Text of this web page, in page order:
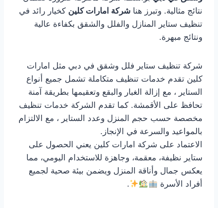
نتائج مثالية. وتبرز هنا شركة امارات كلين كخيار رائد في
تنظيف ستاير المنازل والفلل والشقق بكفاءة عالية
ونتائج مبهرة.
شركة تنظيف ستاير فلل وشقق في دبي مثل امارات
كلين تقدم خدمات تنظيف متكاملة تشمل جميع أنواع
الستاير ، مع إزالة الغبار والبقع وتعقيمها بطريقة آمنة
تحافظ على الأقمشة. كما تقدم الشركة خدمات تنظيف
مخصصة حسب حجم المنزل وعدد الستاير ، مع الالتزام
بالمواعيد والسرعة في الإنجاز.
الاعتماد على شركة امارات كلين يعني الحصول على
ستاير نظيفة، معقمة، وجاهزة للاستخدام اليومي، مما
يعكس جمال وأناقة المنزل ويضمن بيئة صحية لجميع
أفراد الأسرة
.